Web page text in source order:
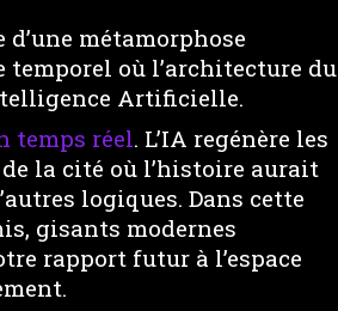
métamorphose
où l’architecture du
Artificielle.
temps réel. L’IA regénère les
la cité où l’histoire aurait
logiques. Dans cette
gisants modernes
rapport futur à l’espace